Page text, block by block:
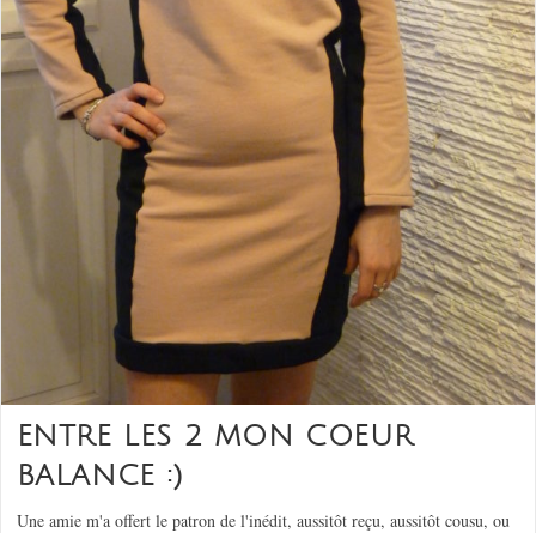
ENTRE LES 2 MON COEUR
BALANCE :)
Une amie m'a offert le patron de l'inédit, aussitôt reçu, aussitôt cousu, ou